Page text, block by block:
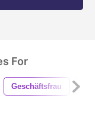
For
Geschäftsfrau